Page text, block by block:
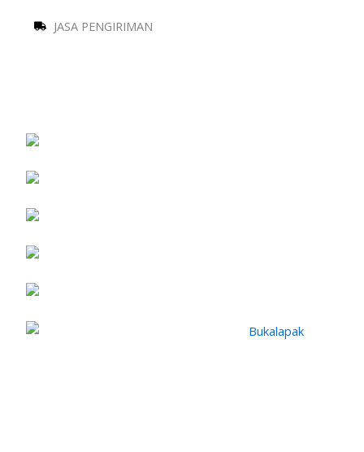
JASA PENGIRIMAN